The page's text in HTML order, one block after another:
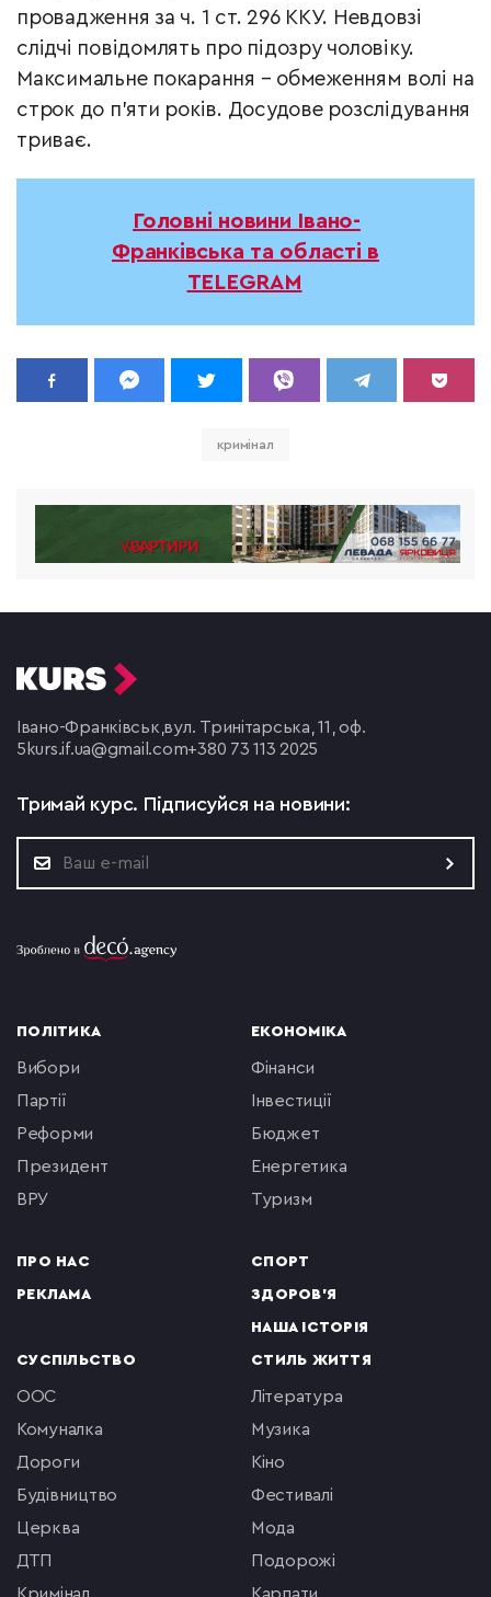
провадження за ч. 1 ст. 296 ККУ. Невдовзі
слідчі повідомлять про підозру чоловіку.
Максимальне покарання – обмеженням волі на
строк до п’яти років. Досудове розслідування
триває.
Головні новини Івано-
Франківська та області в
TELEGRAM
кримінал
Івано-Франківськ,вул. Тринітарська, 11, оф.
5 kurs.if.ua@gmail.com+380 73 113 2025
Тримай курс. Підписуйся на новини:
ПОЛІТИКА
вибори
партії
реформи
президент
ВРУ
ПРО НАС
РЕКЛАМА
ЕКОНОМІКА
фінанси
інвестиції
бюджет
енергетика
туризм
СПОРТ
ЗДОРОВ'Я
НАША ІСТОРІЯ
СУСПІЛЬСТВО
ООС
комуналка
Дороги
будівництво
церква
ДТП
СТИЛЬ ЖИТТЯ
література
музика
кіно
фестивалі
мода
подорожі